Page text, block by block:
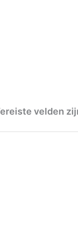
velden